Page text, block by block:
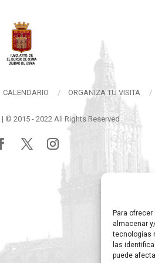
Para
almacenar
tecnologías
las
puede
CALENDARIO ORGANIZA TU VISITA
| © 2015 - 2022 All Rights Reserved